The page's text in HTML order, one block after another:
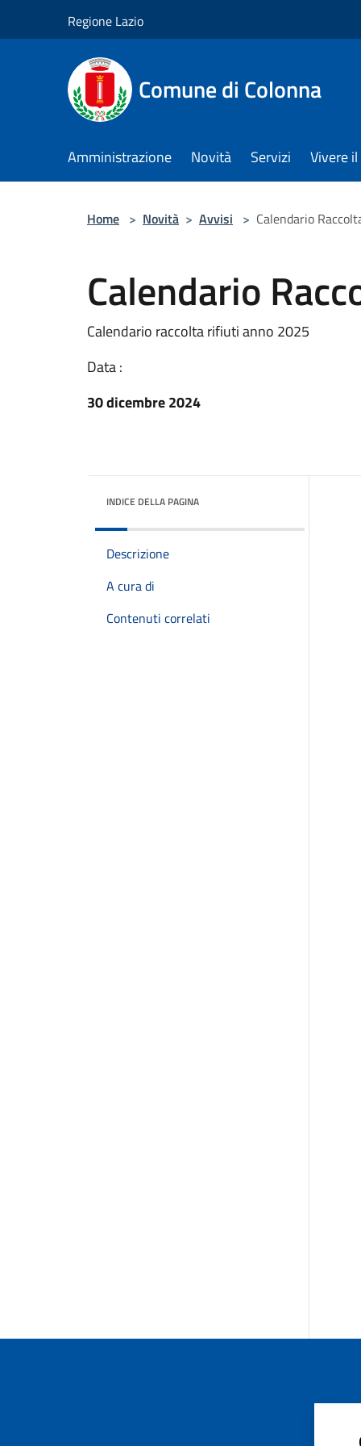
Regione Lazio
Comune di Colonna
Amministrazione Novità Servizi Vivere
Home > Novità > Avvisi > Calendario
Calendario
Calendario raccolta rifiuti anno 2025
Data :
30 dicembre 2024
INDICE DELLA PAGINA
Descrizione
A cura di
Contenuti correlati